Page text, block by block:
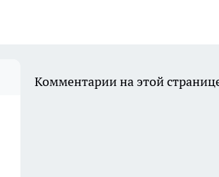
Комментарии на этой